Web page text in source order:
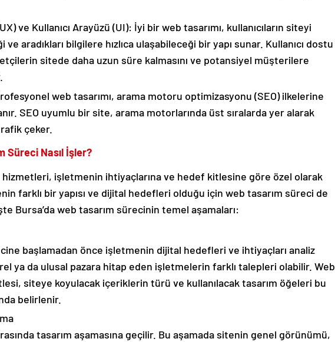
ve Kullanıcı Arayüzü (UI): İyi bir web tasarımı, kullanıcıların siteyi
aradıkları bilgilere hızlıca ulaşabileceği bir yapı sunar. Kullanıcı dostu
sitede daha uzun süre kalmasını ve potansiyel müşterilere
web tasarımı, arama motoru optimizasyonu (SEO) ilkelerine
SEO uyumlu bir site, arama motorlarında üst sıralarda yer alarak
çeker.
Süreci Nasıl İşler?
hizmetleri, işletmenin ihtiyaçlarına ve hedef kitlesine göre özel olarak
farklı bir yapısı ve dijital hedefleri olduğu için web tasarım süreci de
Bursa’da web tasarım sürecinin temel aşamaları:
başlamadan önce işletmenin dijital hedefleri ve ihtiyaçları analiz
ya da ulusal pazara hitap eden işletmelerin farklı talepleri olabilir. Web
siteye koyulacak içeriklerin türü ve kullanılacak tasarım öğeleri bu
belirlenir.
tasarım aşamasına geçilir. Bu aşamada sitenin genel görünümü,